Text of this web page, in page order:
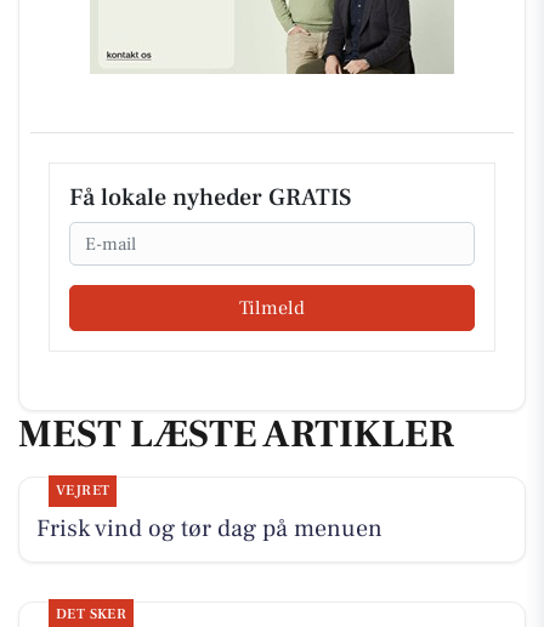
Få lokale nyheder GRATIS
Email
Tilmeld
MEST LÆSTE ARTIKLER
VEJRET
Frisk vind og tør dag på menuen
DET SKER